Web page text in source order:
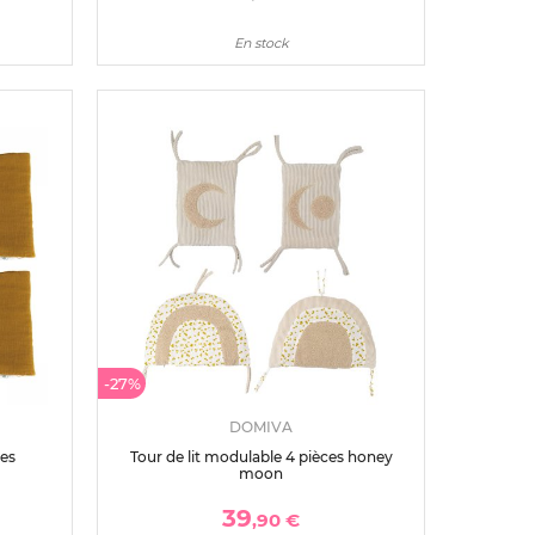
En stock
-27%
DOMIVA
Tour de lit modulable 4 pièces honey
moon
39,90 €